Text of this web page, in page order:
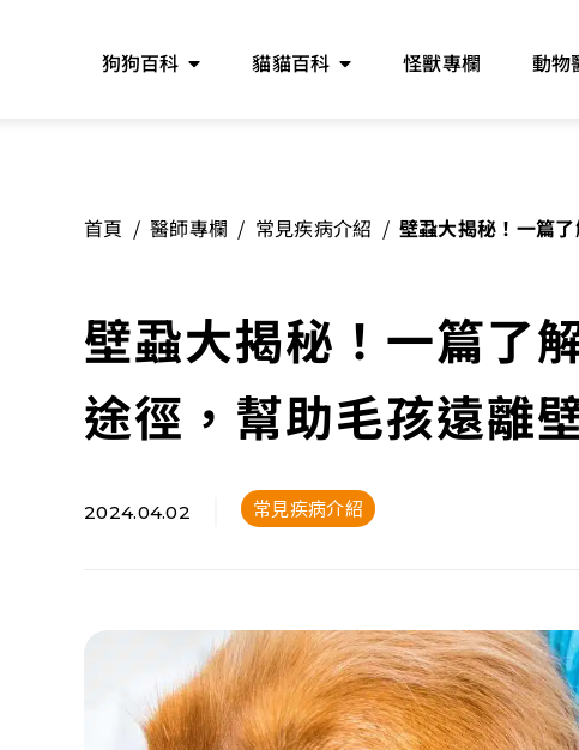
狗狗百科 貓貓百科 怪獸專欄 動物
首頁 / 醫師專欄 / 常見疾病介紹 / 壁蝨大揭秘！一篇
壁蝨大揭秘！一篇了
途徑，幫助毛孩遠離
2024.04.02 常見疾病介紹